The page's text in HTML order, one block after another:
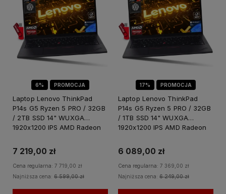
6% PROMOCJA
Laptop Lenovo ThinkPad
P14s G5 Ryzen 5 PRO / 32GB
/ 2TB SSD 14" WUXGA
1920x1200 IPS AMD Radeon
7 219,00 zł
Cena regularna: 7 719,00 zł
Najniższa cena: 6 599,00 zł
17% PROMOCJA
Laptop Lenovo ThinkPad
P14s G5 Ryzen 5 PRO / 32GB
/ 1TB SSD 14" WUXGA
1920x1200 IPS AMD Radeon
6 089,00 zł
Cena regularna: 7 369,00 zł
Najniższa cena: 6 249,00 zł